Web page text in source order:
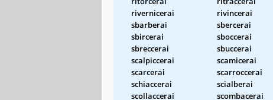
rivernicerai
rivincerai
sbarberai
sbercerai
sbircerai
sboccerai
sbreccerai
sbuccerai
scalpiccerai
scamicerai
scarcerai
scarroccerai
schiaccerai
scialberai
scollaccerai
scombacerai